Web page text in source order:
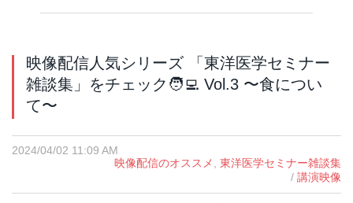
映像配信人気シリーズ 「東洋医学セミナー
雑談集」をチェック🧑‍💻 Vol.3 〜食につい
て〜
2024/04/02 11:09 AM
映像配信のオススメ
東洋医学セミナー雑談集
/ 講演映像